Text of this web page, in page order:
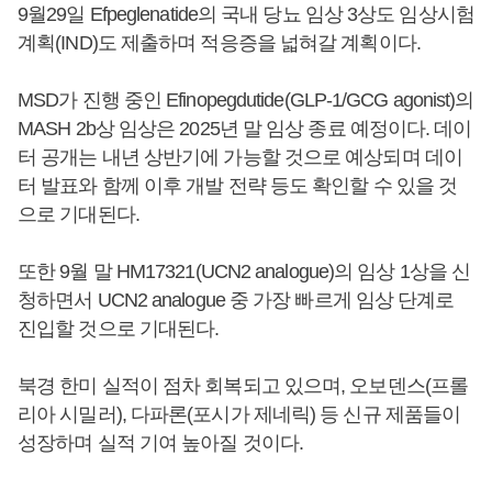
9월29일 Efpeglenatide의 국내 당뇨 임상 3상도 임상시험
계획(IND)도 제출하며 적응증을 넓혀갈 계획이다.
MSD가 진행 중인 Efinopegdutide(GLP-1/GCG agonist)의
MASH 2b상 임상은 2025년 말 임상 종료 예정이다. 데이
터 공개는 내년 상반기에 가능할 것으로 예상되며 데이
터 발표와 함께 이후 개발 전략 등도 확인할 수 있을 것
으로 기대된다.
또한 9월 말 HM17321(UCN2 analogue)의 임상 1상을 신
청하면서 UCN2 analogue 중 가장 빠르게 임상 단계로
진입할 것으로 기대된다.
북경 한미 실적이 점차 회복되고 있으며, 오보덴스(프롤
리아 시밀러), 다파론(포시가 제네릭) 등 신규 제품들이
성장하며 실적 기여 높아질 것이다.